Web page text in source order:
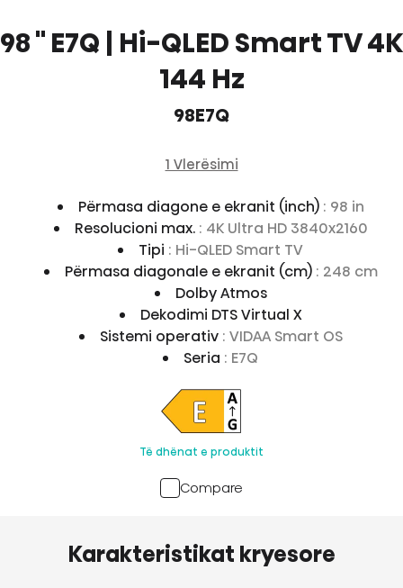
98 '' E7Q | Hi-QLED Smart TV 4K
144 Hz
98E7Q
1 Vlerësimi
Përmasa diagone e ekranit (inch) : 98 in
Resolucioni max. : 4K Ultra HD 3840x2160
Tipi : Hi-QLED Smart TV
Përmasa diagonale e ekranit (cm) : 248 cm
Dolby Atmos
Dekodimi DTS Virtual X
Sistemi operativ : VIDAA Smart OS
Seria : E7Q
Të dhënat e produktit
Compare
Karakteristikat kryesore